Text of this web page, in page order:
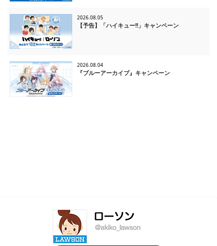
2026.08.05
【予告】「ハイキュー!!」キャンペーン
2026.08.04
『ブルーアーカイブ』キャンペーン